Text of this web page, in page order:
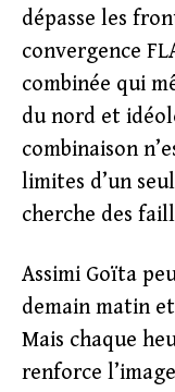
dépasse les
convergence
combinée qui
du nord et
combinaison
limites d’un
cherche des
Assimi Goïta
demain matin
Mais chaque
renforce